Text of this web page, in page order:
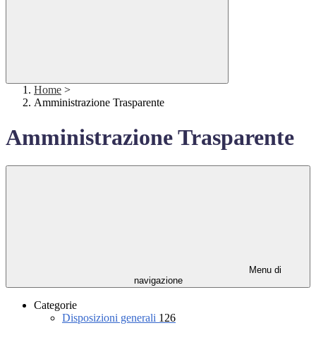
Home >
Amministrazione Trasparente
Amministrazione Trasparente
Menu di
navigazione
Categorie
Disposizioni generali 126